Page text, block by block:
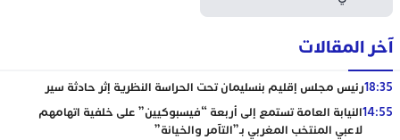
آخر المقالات
18:35رئيس مجلس إقليم بنسليمان تحت الحراسة النظرية إثر حادثة سير
14:55النيابة العامة تستمع إلى أربعة “فيسبوكيين” على خلفية اتهامهم
لاعبي المنتخب المغربي بـ”التآمر والخيانة”